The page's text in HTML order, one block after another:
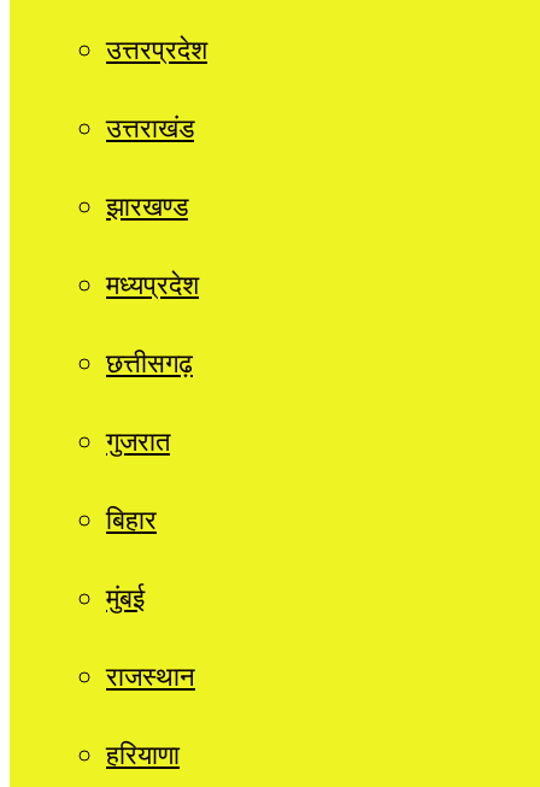
उत्तरप्रदेश
उत्तराखंड
झारखण्ड
मध्यप्रदेश
छत्तीसगढ़
गुजरात
बिहार
मुंबई
राजस्थान
हरियाणा